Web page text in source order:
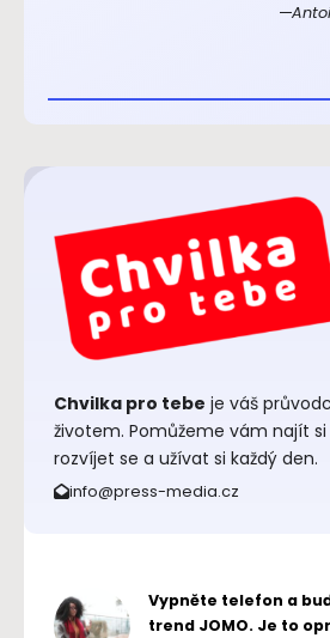
Chvilka pro tebe je váš
životem. Pomůžeme vám najít
rozvíjet se a užívat si každý den.
info@press-media.cz
Vypněte telefon a
trend JOMO. Je to